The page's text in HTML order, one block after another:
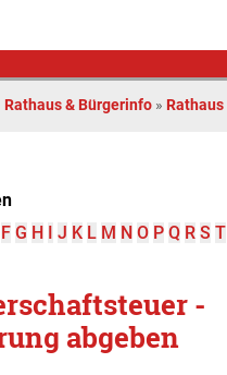
Rathaus & Bürgerinfo » Rathaus
F G H I J K L M N O P Q R S T
-
abgeben